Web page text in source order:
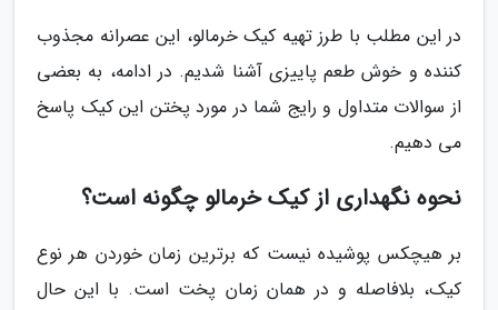
در این مطلب با طرز تهیه کیک خرمالو، این عصرانه مجذوب
کننده و خوش طعم پاییزی آشنا شدیم. در ادامه، به بعضی
از سوالات متداول و رایج شما در مورد پختن این کیک پاسخ
می دهیم.
نحوه نگهداری از کیک خرمالو چگونه است؟
بر هیچکس پوشیده نیست که برترین زمان خوردن هر نوع
کیک، بلافاصله و در همان زمان پخت است. با این حال